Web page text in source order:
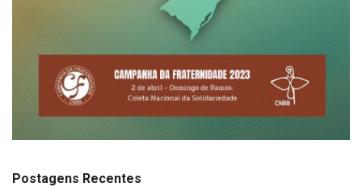
Postagens Recentes